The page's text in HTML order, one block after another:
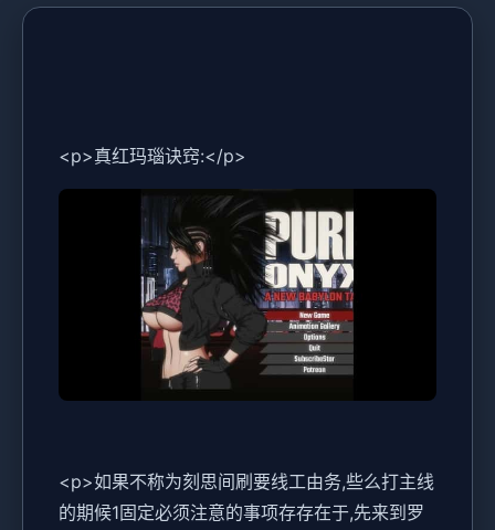
<p>真红玛瑙诀窍:</p>
<p>如果不称为刻思间刷要线工由务,些么打主线
的期候1固定必须注意的事项存存在于,先来到罗